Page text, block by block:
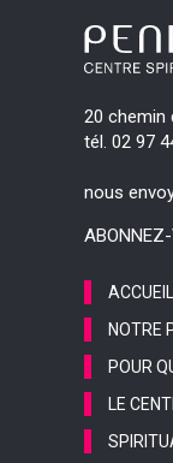
20 chemin
tél. 02 97
nous
ACCUEIL
NOTRE
POUR
LE